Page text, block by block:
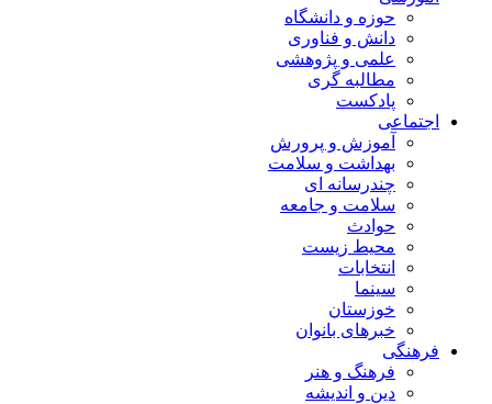
حوزه و دانشگاه
دانش و فناوری
علمی و پژوهشی
مطالبه گری
پادکست
اجتماعی
آموزش و پرورش
بهداشت و سلامت
چندرسانه ای
سلامت و جامعه
حوادث
محیط زیست
انتخابات
سینما
خوزستان
خبرهای بانوان
فرهنگی
فرهنگ و هنر
دین و اندیشه